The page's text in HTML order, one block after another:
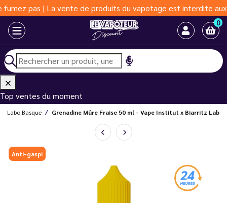
pas | La vente de produits du vapotage est interdite aux
0
Top ventes du moment
Le Labo Basque Grenadine Mûre Fraise 50 ml - Vape Institut x Biarritz Lab
Anti-gaspi